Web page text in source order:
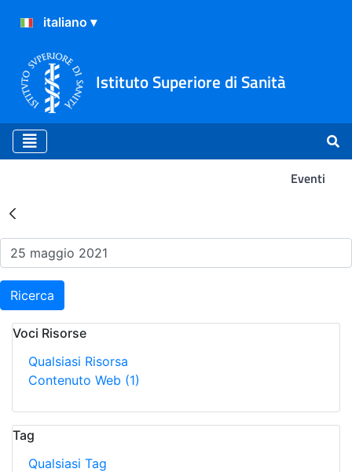
Istituto Superiore di Sanità
Eventi
Risultati della Ricerca -
Ricerca
Voci Risorse
Qualsiasi Risorsa
Contenuto Web (1)
Tag
Qualsiasi Tag